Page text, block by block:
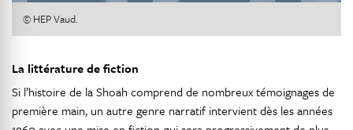
© HEP Vaud.
La littérature de fiction
Si l’histoire de la Shoah comprend de nombreux témoignages de
première main, un autre genre narratif intervient dès les années